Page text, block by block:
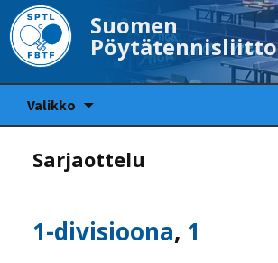
Suomen
Pöytätennisliitto
Valikko
Sarjaottelu
1-divisioona, 1